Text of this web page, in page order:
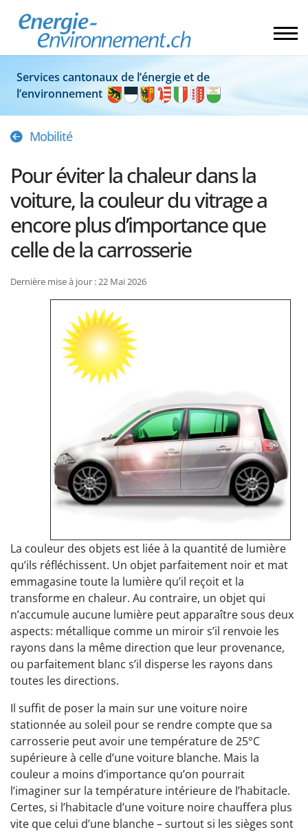
Services cantonaux de l’énergie et de
l’environnement
Mobilité
Pour éviter la chaleur dans la
voiture, la couleur du vitrage a
encore plus d’importance que
celle de la carrosserie
Dernière mise à jour : 22 Mai 2026
La couleur des objets est liée à la quantité de lumière
qu’ils réfléchissent. Un objet parfaitement noir et mat
emmagasine toute la lumière qu’il reçoit et la
transforme en chaleur. Au contraire, un objet qui
n’accumule aucune lumière peut apparaître sous deux
aspects: métallique comme un miroir s’il renvoie les
rayons dans la même direction que leur provenance,
ou parfaitement blanc s’il disperse les rayons dans
toutes les directions.
Il suffit de poser la main sur une voiture noire
stationnée au soleil pour se rendre compte que sa
carrosserie peut avoir une température de 25°C
supérieure à celle d’une voiture blanche. Mais la
couleur a moins d’importance qu’on pourrait
l’imaginer sur la température intérieure de l’habitacle.
Certes, si l’habitacle d’une voiture noire chauffera plus
vite que celui d’une blanche – surtout si les sièges sont